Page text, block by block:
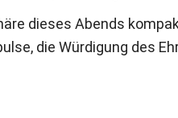
dieses Abends
die Würdigung des